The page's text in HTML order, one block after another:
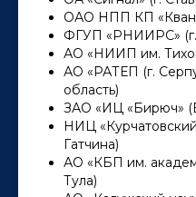
ОАО НПП КП
ФГУП «РНИИРС» (г.
АО «НИИП им.
АО «РАТЕП (г.
область)
ЗАО «ИЦ «Бирюч»
НИЦ
Гатчина)
АО «КБП им.
Тула)